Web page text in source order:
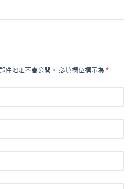
件地址不會公開。 必填欄位標示為 *